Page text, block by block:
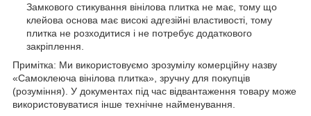
Замкового стикування вінілова плитка не має, тому що
клейова основа має високі адгезійні властивості, тому
плитка не розходитися і не потребує додаткового
закріплення.
Примітка: Ми використовуємо зрозумілу комерційну назву
«Самоклеюча вінілова плитка», зручну для покупців
(розуміння). У документах під час відвантаження товару може
використовуватися інше технічне найменування.